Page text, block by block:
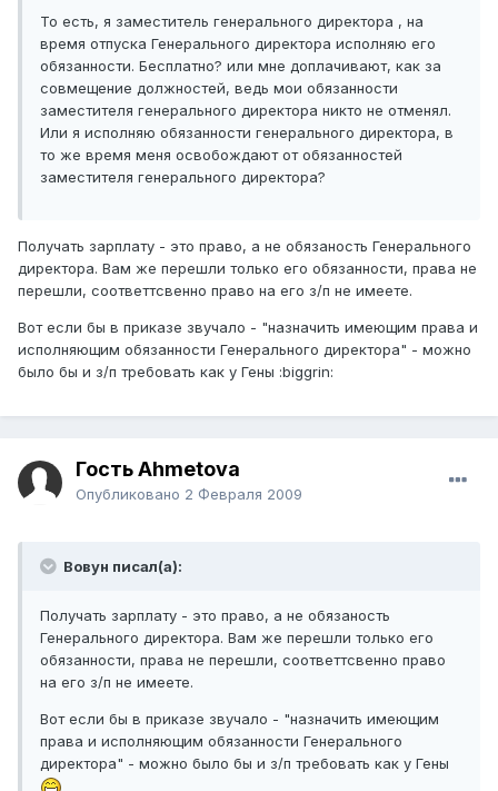
То есть, я заместитель генерального директора , на
время отпуска Генерального директора исполняю его
обязанности. Бесплатно? или мне доплачивают, как за
совмещение должностей, ведь мои обязанности
заместителя генерального директора никто не отменял.
Или я исполняю обязанности генерального директора, в
то же время меня освобождают от обязанностей
заместителя генерального директора?
Получать зарплату - это право, а не обязаность Генерального
директора. Вам же перешли только его обязанности, права не
перешли, соответтсвенно право на его з/п не имеете.
Вот если бы в приказе звучало - "назначить имеющим права и
исполняющим обязанности Генерального директора" - можно
было бы и з/п требовать как у Гены :biggrin:
Гость Ahmetova
Опубликовано 2 Февраля 2009
Вовун писал(а):
Получать зарплату - это право, а не обязаность
Генерального директора. Вам же перешли только его
обязанности, права не перешли, соответтсвенно право
на его з/п не имеете.
Вот если бы в приказе звучало - "назначить имеющим
права и исполняющим обязанности Генерального
директора" - можно было бы и з/п требовать как у Гены